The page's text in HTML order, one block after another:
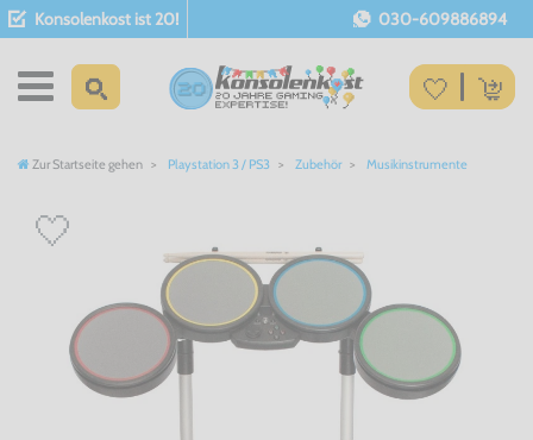
Konsolenkost ist 20! 030-609886894
Zur Startseite gehen Playstation 3 / PS3 Zubehör Musikinstrumente